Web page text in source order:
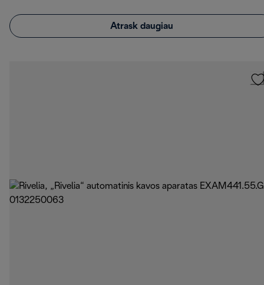
Atrask daugiau